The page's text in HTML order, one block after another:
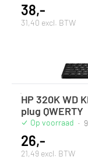
38,-
31,40 excl. BTW
HP 320K WD
plug QWERTY
Op voorraad ·
26,-
21,49 excl. BTW